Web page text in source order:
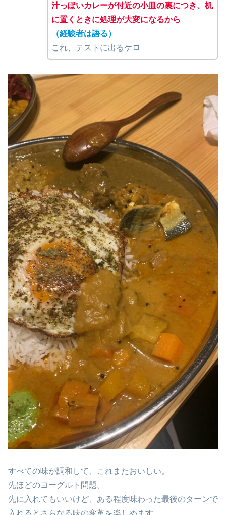
汁っぽいカレーが付近の小皿の裏につき、机
に置くときに処理が大変になるから
（経験者は語る）
これ、テストに出るケロ
すべての味が調和して、これまたおいしい。
先ほどのヨーグルト問題。
先に入れてもいいけど、ある程度味わった最後のターンで
入れるとさらなる味の変革を楽しめます。